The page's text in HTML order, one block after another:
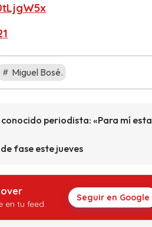
Miguel Bosé.
periodista: «Para mí esta
fase este jueves
tu feed.
Seguir en Google